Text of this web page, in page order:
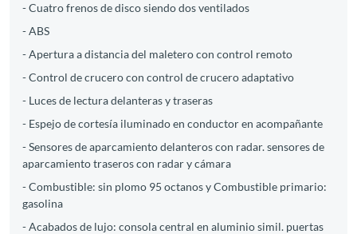
- Cuatro frenos de disco siendo dos ventilados
- ABS
- Apertura a distancia del maletero con control remoto
- Control de crucero con control de crucero adaptativo
- Luces de lectura delanteras y traseras
- Espejo de cortesía iluminado en conductor en acompañante
- Sensores de aparcamiento delanteros con radar. sensores de
aparcamiento traseros con radar y cámara
- Combustible: sin plomo 95 octanos y Combustible primario:
gasolina
- Acabados de lujo: consola central en aluminio simil. puertas